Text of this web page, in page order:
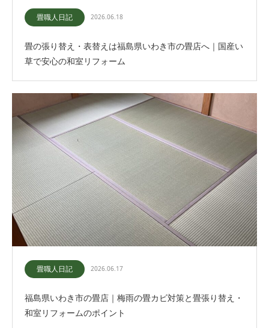
畳職人日記 2026.06.18
畳の張り替え・表替えは福島県いわき市の畳店へ｜国産い
草で安心の和室リフォーム
畳職人日記 2026.06.17
福島県いわき市の畳店｜梅雨の畳カビ対策と畳張り替え・
和室リフォームのポイント